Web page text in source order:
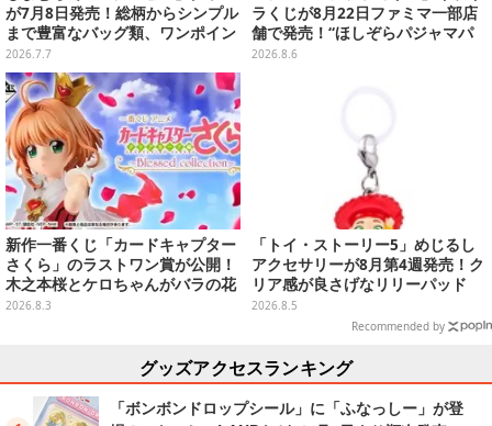
が7月8日発売！総柄からシンプル
まで豊富なバッグ類、ワンポイン
トが可愛いTシャツも
2026.7.7
ラくじが8月22日ファミマ一部店
舗で発売！“ほしぞらパジャマパ
ーティ”をテーマに、お人形や建
2026.8.6
新作一番くじ「カードキャプター
さくら」のラストワン賞が公開！
木之本桜とケロちゃんがバラの花
びらに包まれている姿で立体化
2026.8.3
「トイ・ストーリー5」めじるし
アクセサリーが8月第4週発売！ク
リア感が良さげなリリーパッド
や、ジェシーなど全5種ラインナ
2026.8.5
Recommended by
グッズアクセスランキング
「ボンボンドロップシール」に「ふなっしー」が登